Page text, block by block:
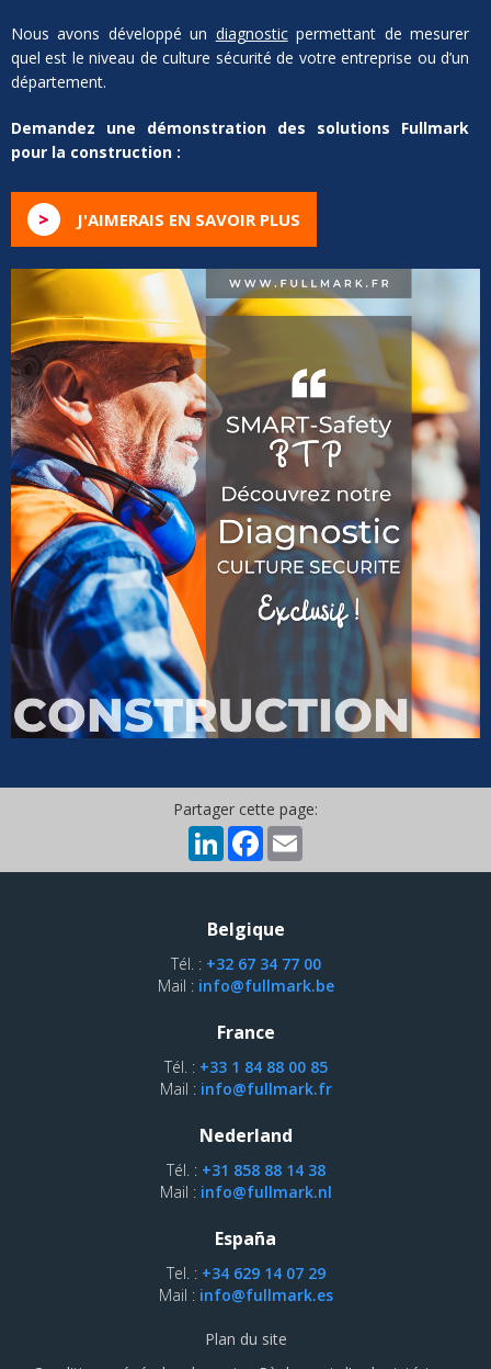
Nous avons développé un diagnosticpermettant de mesurer
quel est le niveau de culture sécurité de votre entreprise ou d’un
département.
Demandez une démonstration des solutions Fullmark
pour la construction :
> J'AIMERAIS EN SAVOIR PLUS
Partager cette page:
LinkedInFacebook
Belgique
Tél. : +32 67 34 77 00
Mail : info@fullmark.be
France
Tél. : +33 1 84 88 00 85
Mail : info@fullmark.fr
Nederland
Tél. : +31 858 88 14 38
Mail : info@fullmark.nl
España
Tel. : +34 629 14 07 29
Mail : info@fullmark.es
Plan du site